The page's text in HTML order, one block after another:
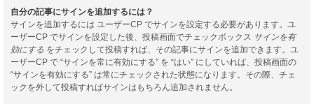
自分の記事にサインを追加するには？
サインを追加するには ユーザーCP でサインを設定する必要があります。ユ
ーザーCP でサインを設定した後、投稿画面でチェックボックス サインを有
効にする をチェックして投稿すれば、その記事にサインを追加できます。ユ
ーザーCP で “サインを常に有効にする” を “はい” にしていれば、投稿画面の
“サインを有効にする” は常にチェックされた状態になります。その際、チェ
ックを外して投稿すればサインはもちろん追加されません。